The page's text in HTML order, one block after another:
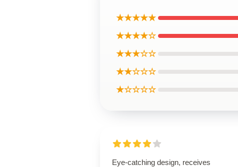
★★★★★
★★★★☆
★★★☆☆
★★☆☆☆
★☆☆☆☆
Eye-catching design, receives